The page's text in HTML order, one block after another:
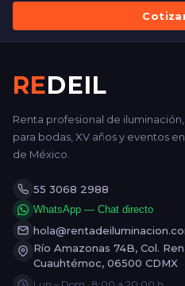
REDEIL
Renta profesional de
para bodas, XV años y eventos
de México.
55 3068 2988
WhatsApp — Chat directo
Río Amazonas 74B, Col.
Cuauhtémoc, 06500 CDMX